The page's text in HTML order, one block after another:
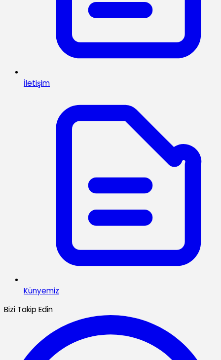
İletişim
Künyemiz
Bizi Takip Edin